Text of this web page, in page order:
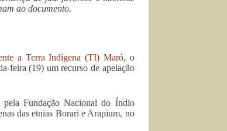
ao documento.
a Terra Indígena (TI) Maró, o
feira (19) um recurso de apelação
Fundação Nacional do Índio
das etnias Borari e Arapium, no